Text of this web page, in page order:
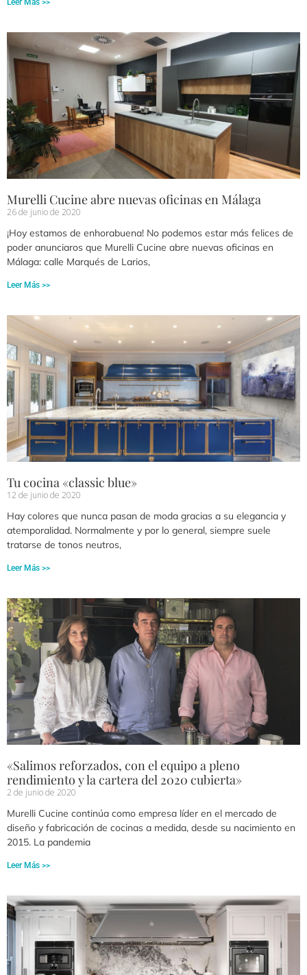
Leer Más >>
Murelli Cucine abre nuevas oficinas en Málaga
26 de junio de 2020
¡Hoy estamos de enhorabuena! No podemos estar más felices de
poder anunciaros que Murelli Cucine abre nuevas oficinas en
Málaga: calle Marqués de Larios,
Leer Más >>
Tu cocina «classic blue»
12 de junio de 2020
Hay colores que nunca pasan de moda gracias a su elegancia y
atemporalidad. Normalmente y por lo general, siempre suele
tratarse de tonos neutros,
Leer Más >>
«Salimos reforzados, con el equipo a pleno
rendimiento y la cartera del 2020 cubierta»
2 de junio de 2020
Murelli Cucine continúa como empresa líder en el mercado de
diseño y fabricación de cocinas a medida, desde su nacimiento en
2015. La pandemia
Leer Más >>